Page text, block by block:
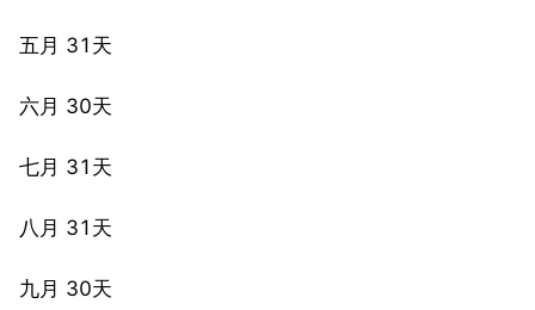
五月 31天
六月 30天
七月 31天
八月 31天
九月 30天